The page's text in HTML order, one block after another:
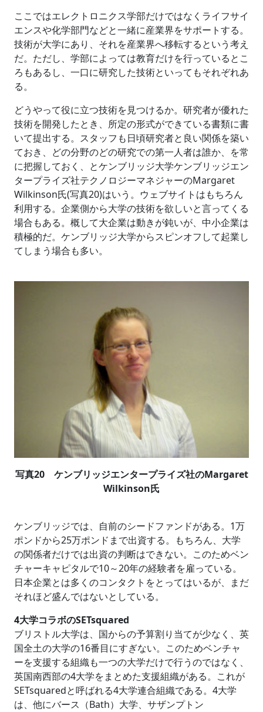
ここではエレクトロニクス学部だけではなくライフサイ
エンスや化学部門などと一緒に産業界をサポートする。
技術が大学にあり、それを産業界へ移転するという考え
だ。ただし、学部によっては教育だけを行っているとこ
ろもあるし、一口に研究した技術といってもそれぞれあ
る。
どうやって役に立つ技術を見つけるか。研究者が優れた
技術を開発したとき、所定の形式ができている書類に書
いて提出する。スタッフも日頃研究者と良い関係を築い
ておき、どの分野のどの研究での第一人者は誰か、を常
に把握しておく、とケンブリッジ大学ケンブリッジエン
タープライズ社テクノロジーマネジャーのMargaret
Wilkinson氏(写真20)はいう。ウェブサイトはもちろん
利用する。企業側から大学の技術を欲しいと言ってくる
場合もある。概して大企業は動きが鈍いが、中小企業は
積極的だ。ケンブリッジ大学からスピンオフして起業し
てしまう場合も多い。
写真20 ケンブリッジエンタープライズ社のMargaret
Wilkinson氏
ケンブリッジでは、自前のシードファンドがある。1万
ポンドから25万ポンドまで出資する。もちろん、大学
の関係者だけでは出資の判断はできない。このためベン
チャーキャピタルで10～20年の経験者を雇っている。
日本企業とは多くのコンタクトをとってはいるが、まだ
それほど盛んではないとしている。
4大学コラボのSETsquared
ブリストル大学は、国からの予算割り当てが少なく、英
国全土の大学の16番目にすぎない。このためベンチャ
ーを支援する組織も一つの大学だけで行うのではなく、
英国南西部の4大学をまとめた支援組織がある。これが
SETsquaredと呼ばれる4大学連合組織である。4大学
は、他にバース（Bath）大学、サザンプトン